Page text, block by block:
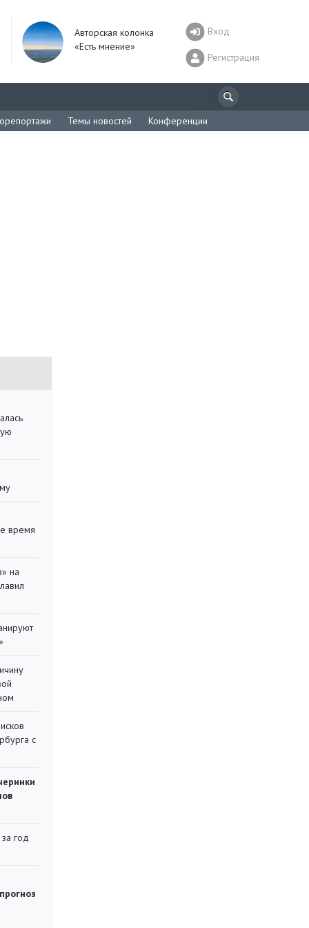
Авторская колонка
«Есть мнение»
Вход
Регистрация
Темы новостей Конференции
время
на
с
год